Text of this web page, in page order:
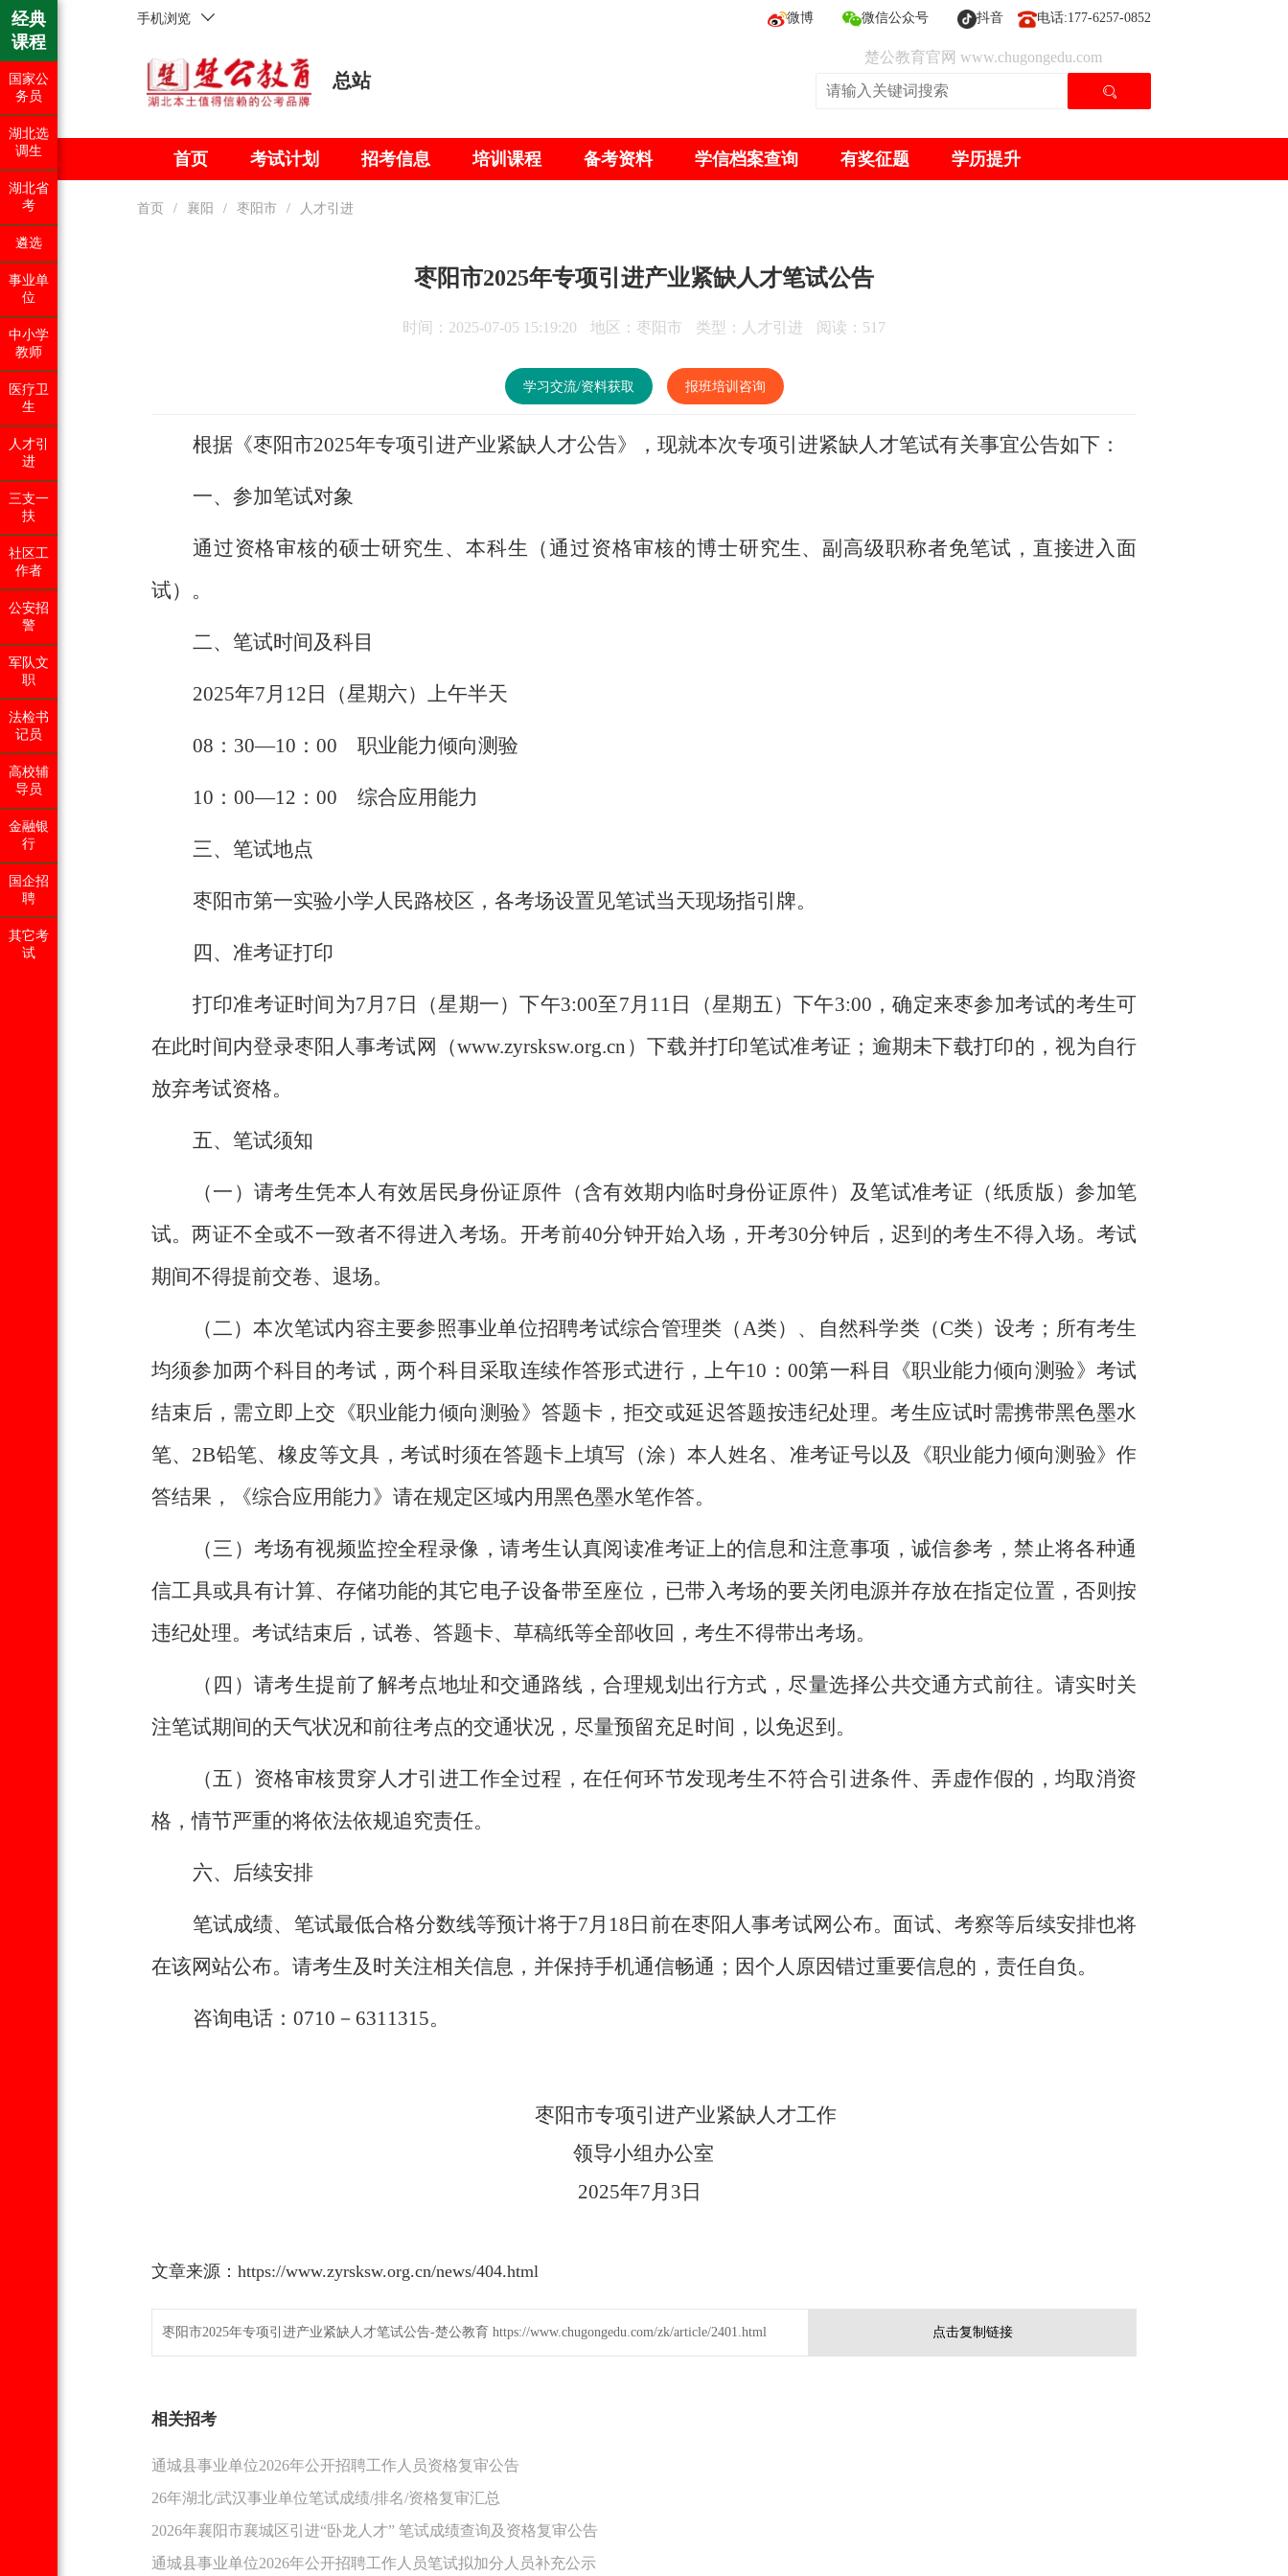
手机浏览 微博 微信公众号 抖音 电话:177-6257-0852
总站
楚公教育官网 www.chugongedu.com
首页 考试计划 招考信息 培训课程 备考资料 学信档案查询 有奖征题 学历提升
首页 / 襄阳 / 枣阳市 / 人才引进
枣阳市2025年专项引进产业紧缺人才笔试公告
时间：2025-07-05 15:19:20 地区：枣阳市 类型：人才引进 阅读：517
学习交流/资料获取 报班培训咨询
根据《枣阳市2025年专项引进产业紧缺人才公告》，现就本次专项引进紧缺人才笔试有关事宜公告如下：
一、参加笔试对象
通过资格审核的硕士研究生、本科生（通过资格审核的博士研究生、副高级职称者免笔试，直接进入面
试）。
二、笔试时间及科目
2025年7月12日（星期六）上午半天
08 ：30—10：00 职业能力倾向测验
10 ：00—12：00 综合应用能力
三、笔试地点
枣阳市第一实验小学人民路校区，各考场设置见笔试当天现场指引牌。
四、准考证打印
打印准考证时间为7月7日（星期一）下午3:00至7月11日（星期五）下午3:00，确定来枣参加考试的考生可
在此时间内登录枣阳人事考试网（www.zyrsksw.org.cn ）下载并打印笔试准考证；逾期未下载打印的，视为自行
放弃考试资格。
五、笔试须知
（一）请考生凭本人有效居民身份证原件（含有效期内临时身份证原件）及笔试准考证（纸质版）参加笔
试。两证不全或不一致者不得进入考场。开考前40分钟开始入场，开考30分钟后，迟到的考生不得入场。考试
期间不得提前交卷、退场。
（二）本次笔试内容主要参照事业单位招聘考试综合管理类（A类）、自然科学类（C类）设考；所有考生
均须参加两个科目的考试，两个科目采取连续作答形式进行，上午10：00第一科目《职业能力倾向测验》考试
结束后，需立即上交《职业能力倾向测验》答题卡，拒交或延迟答题按违纪处理。考生应试时需携带黑色墨水
笔、2B铅笔、橡皮等文具，考试时须在答题卡上填写（涂）本人姓名、准考证号以及《职业能力倾向测验》作
答结果，《综合应用能力》请在规定区域内用黑色墨水笔作答。
（三）考场有视频监控全程录像，请考生认真阅读准考证上的信息和注意事项，诚信参考，禁止将各种通
信工具或具有计算、存储功能的其它电子设备带至座位，已带入考场的要关闭电源并存放在指定位置，否则按
违纪处理。考试结束后，试卷、答题卡、草稿纸等全部收回，考生不得带出考场。
（四）请考生提前了解考点地址和交通路线，合理规划出行方式，尽量选择公共交通方式前往。请实时关
注笔试期间的天气状况和前往考点的交通状况，尽量预留充足时间，以免迟到。
（五）资格审核贯穿人才引进工作全过程，在任何环节发现考生不符合引进条件、弄虚作假的，均取消资
格，情节严重的将依法依规追究责任。
六、后续安排
笔试成绩、笔试最低合格分数线等预计将于7月18日前在枣阳人事考试网公布。面试、考察等后续安排也将
在该网站公布。请考生及时关注相关信息，并保持手机通信畅通；因个人原因错过重要信息的，责任自负。
咨询电话：0710－6311315。
枣阳市专项引进产业紧缺人才工作
领导小组 办公室
2025年7月3日
文章来源：https://www.zyrsksw.org.cn/news/404.html
点击复制链接
相关招考
通城县事业单位2026年公开招聘工作人员资格复审公告
26年湖北/武汉事业单位笔试成绩/排名/资格复审汇总
2026年襄阳市襄城区引进“卧龙人才” 笔试成绩查询及资格复审公告
通城县事业单位2026年公开招聘工作人员笔试拟加分人员补充公示
经典
课程
国家公
务员
湖北选
调生
湖北省
考
遴选
事业单
位
中小学
教师
医疗卫
生
人才引
进
三支一
扶
社区工
作者
公安招
警
军队文
职
法检书
记员
高校辅
导员
金融银
行
国企招
聘
其它考
试